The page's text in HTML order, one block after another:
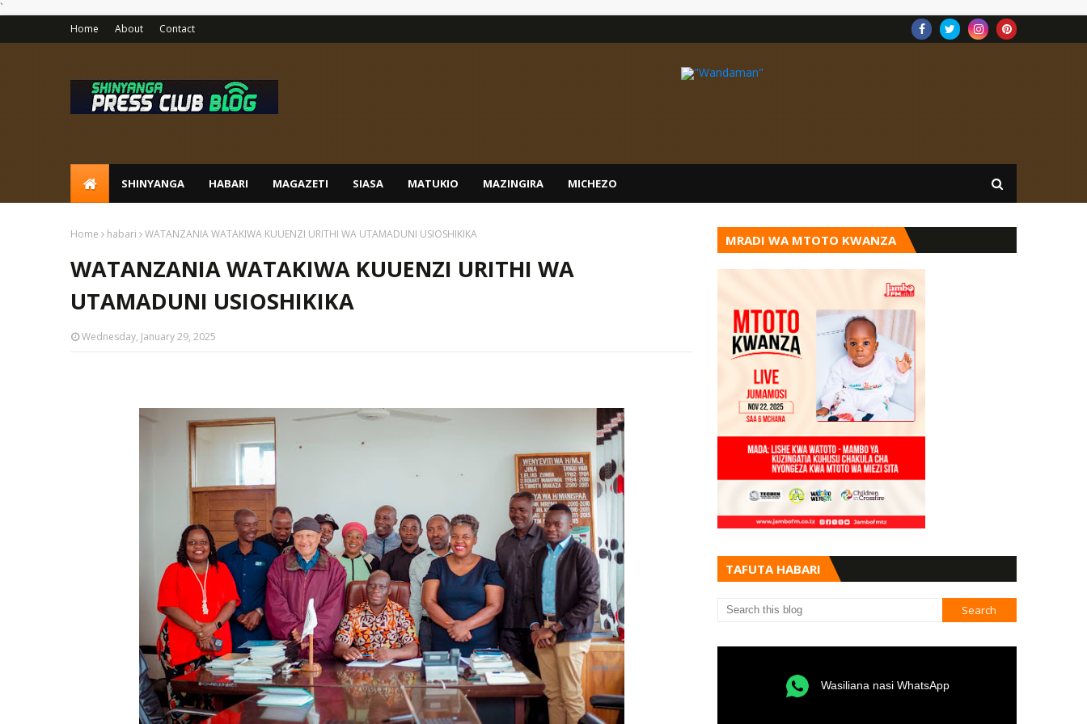
`
Home About Contact
SHINYANGA HABARI MAGAZETI SIASA MATUKIO MAZINGIRA MICHEZO
Home habari WATANZANIA WATAKIWA KUUENZI URITHI WA UTAMADUNI USIOSHIKIKA
WATANZANIA WATAKIWA KUUENZI URITHI WA
UTAMADUNI USIOSHIKIKA
Wednesday, January 29, 2025
MRADI WA MTOTO KWANZA
TAFUTA HABARI
Wasiliana nasi WhatsApp